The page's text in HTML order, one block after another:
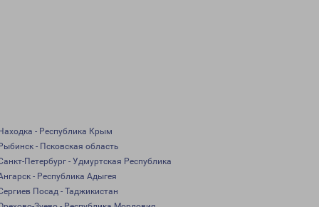
- Республика Крым
- Псковская область
Петербург - Удмуртская Республика
- Республика Адыгея
Посад - Таджикистан